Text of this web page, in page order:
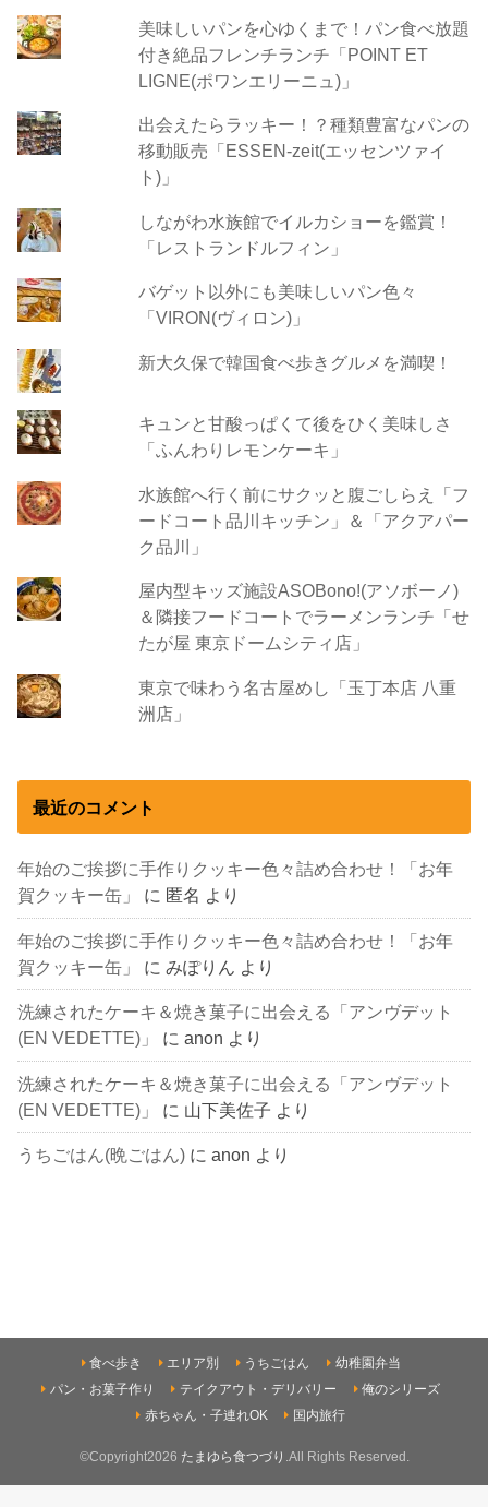
美味しいパンを心ゆくまで！パン食べ放題
付き絶品フレンチランチ「POINT ET
LIGNE(ポワンエリーニュ)」
出会えたらラッキー！？種類豊富なパンの
移動販売「ESSEN-zeit(エッセンツァイ
ト)」
しながわ水族館でイルカショーを鑑賞！
「レストランドルフィン」
バゲット以外にも美味しいパン色々
「VIRON(ヴィロン)」
新大久保で韓国食べ歩きグルメを満喫！
キュンと甘酸っぱくて後をひく美味しさ
「ふんわりレモンケーキ」
水族館へ行く前にサクッと腹ごしらえ「フ
ードコート品川キッチン」＆「アクアパー
ク品川」
屋内型キッズ施設ASOBono!(アソボーノ)
＆隣接フードコートでラーメンランチ「せ
たが屋 東京ドームシティ店」
東京で味わう名古屋めし「玉丁本店 八重
洲店」
最近のコメント
年始のご挨拶に手作りクッキー色々詰め合わせ！「お年
賀クッキー缶」
に 匿名 より
年始のご挨拶に手作りクッキー色々詰め合わせ！「お年
賀クッキー缶」
にみぽりん より
洗練されたケーキ＆焼き菓子に出会える「アンヴデット
(EN VEDETTE)」
にanon より
洗練されたケーキ＆焼き菓子に出会える「アンヴデット
(EN VEDETTE)」
に 山下美佐子 より
うちごはん(晩ごはん) にanon より
食べ歩き エリア別 うちごはん
幼稚園弁当
パン・お菓子作り
テイクアウト・デリバリー
俺のシリーズ
赤ちゃん・子連れOK
国内旅行
©Copyright2026 たまゆら食つづり .All Rights Reserved.